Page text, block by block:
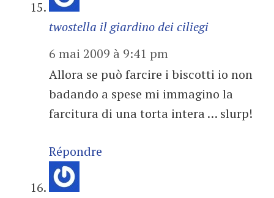
twostella il giardino dei ciliegi
6 mai 2009 à 9:41 pm
Allora se può farcire i biscotti io non
badando a spese mi immagino la
farcitura di una torta intera … slurp!
Répondre